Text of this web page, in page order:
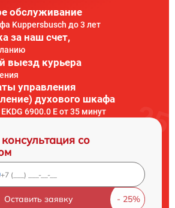
обслуживание
Kuppersbusch до 3 лет
за наш счет,
выезд курьера
управления
духового шкафа
6900.0 E от 35 минут
со
Оставить заявку